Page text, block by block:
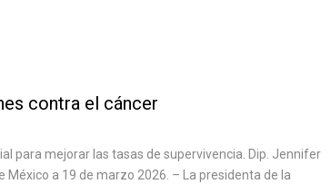
contra el cáncer
para mejorar las tasas de supervivencia. Dip. Jennifer
México a 19 de marzo 2026. – La presidenta de la